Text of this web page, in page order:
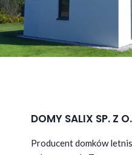
DOMY SALIX SP. Z
Producent domków